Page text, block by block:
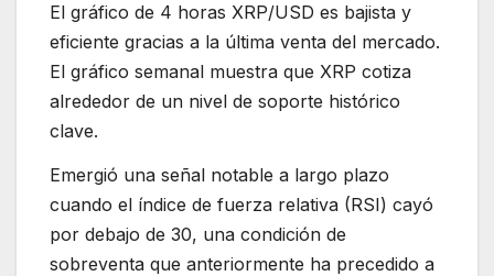
El gráfico de 4 horas XRP/USD es bajista y
eficiente gracias a la última venta del mercado.
El gráfico semanal muestra que XRP cotiza
alrededor de un nivel de soporte histórico
clave.
Emergió una señal notable a largo plazo
cuando el índice de fuerza relativa (RSI) cayó
por debajo de 30, una condición de
sobreventa que anteriormente ha precedido a